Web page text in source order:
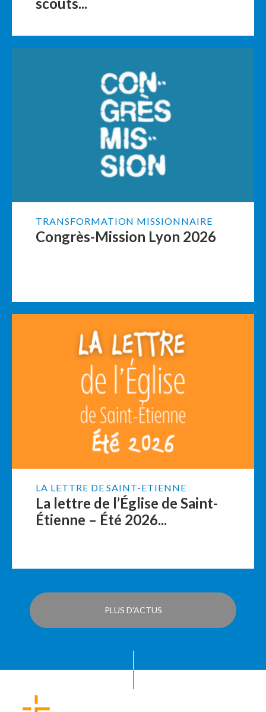
TRANSFORMATION MISSIONNAIRE
Congrès-Mission Lyon 2026
LA LETTRE DE SAINT-ETIENNE
La lettre de l’Église de Saint-
Étienne – Été 2026...
PLUS D'ACTUS